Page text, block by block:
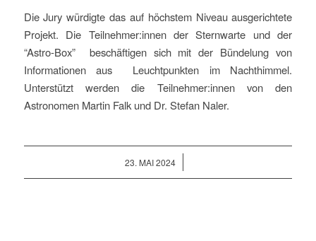
Die Jury würdigte das auf höchstem Niveau ausgerichtete
Projekt. Die Teilnehmer:innen der Sternwarte und der
“Astro-Box” beschäftigen sich mit der Bündelung von
Informationen aus Leuchtpunkten im Nachthimmel.
Unterstützt werden die Teilnehmer:innen von den
Astronomen Martin Falk und Dr. Stefan Naler.
23. MAI 2024
/